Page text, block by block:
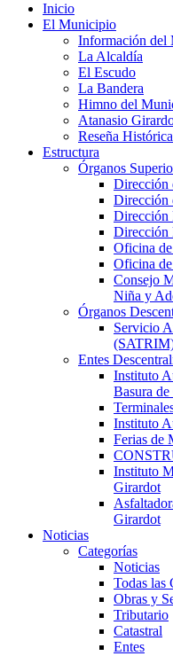
Inicio
El Municipio
Información del
La Alcaldía
El Escudo
La Bandera
Himno del
Atanasio
Reseña
Estructura
Órganos
Dirección
Dirección
Dirección
Dirección
Oficina
Oficina
Consejo
Niña y
Órganos
Servicio
Entes
Instituto
Basura
Instituto
Ferias de
Instituto
Girardot
Girardot
Noticias
Categorías
Noticias
Todas las
Obras y
Tributario
Catastral
Entes